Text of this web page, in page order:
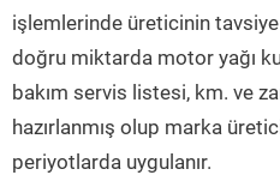
işlemlerinde üreticinin
doğru miktarda motor yağı
bakım servis listesi, km. ve
hazırlanmış olup marka
periyotlarda uygulanır.